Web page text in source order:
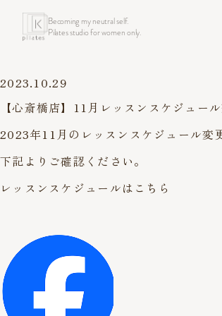
Becoming my neutral self.
Pilates studio for women only.
2023.10.29
【心斎橋店】11月レッスンスケジュ
2023年11月のレッスンスケジュール変
下記よりご確認ください。
レッスンスケジュールはこちら